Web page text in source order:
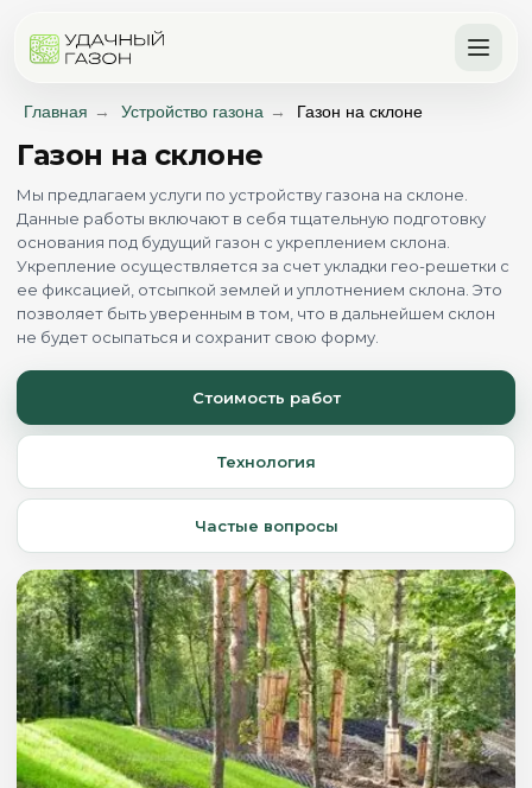
Главная → Устройство газона → Газон на склоне
Газон на склоне
Мы предлагаем услуги по устройству газона на склоне.
Данные работы включают в себя тщательную подготовку
основания под будущий газон с укреплением склона.
Укрепление осуществляется за счет укладки гео-решетки с
ее фиксацией, отсыпкой землей и уплотнением склона. Это
позволяет быть уверенным в том, что в дальнейшем склон
не будет осыпаться и сохранит свою форму.
Стоимость работ
Технология
Частые вопросы